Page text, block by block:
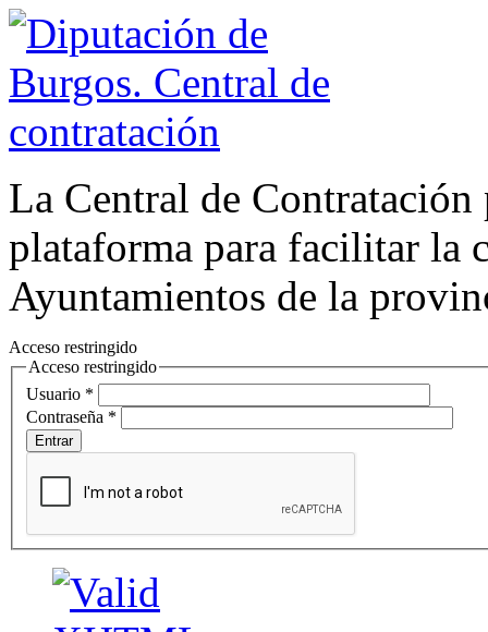
La Central de Contratación
plataforma para facilitar la
Ayuntamientos de la
Acceso restringido
Acceso restringido
Usuario *
Contraseña *